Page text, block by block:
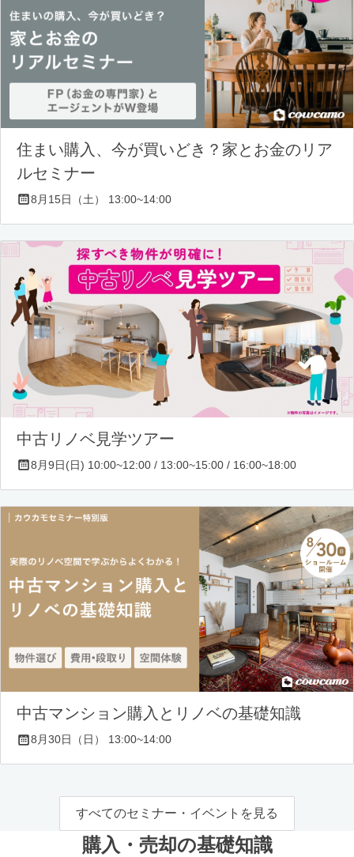
住まい購入、今が買いどき？家とお金のリア
ルセミナー
8月15日（土） 13:00~14:00
中古リノベ見学ツアー
8月9日(日) 10:00~12:00 / 13:00~15:00 / 16:00~18:00
中古マンション購入とリノベの基礎知識
8月30日（日） 13:00~14:00
すべてのセミナー・イベントを見る
購入・売却の基礎知識